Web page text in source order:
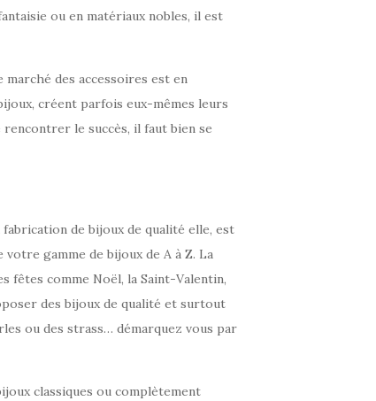
ou en matériaux nobles, il est
des accessoires est en
créent parfois eux-mêmes leurs
le succès, il faut bien se
de bijoux de qualité elle, est
gamme de bijoux de A à Z. La
fêtes comme Noël, la Saint-Valentin,
des bijoux de qualité et surtout
ou des strass… démarquez vous par
classiques ou complètement